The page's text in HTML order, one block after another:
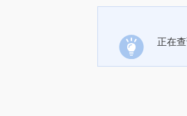
正在